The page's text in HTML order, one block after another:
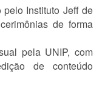
Instituto Jeff de
de forma
pela UNIP, com
de conteúdo